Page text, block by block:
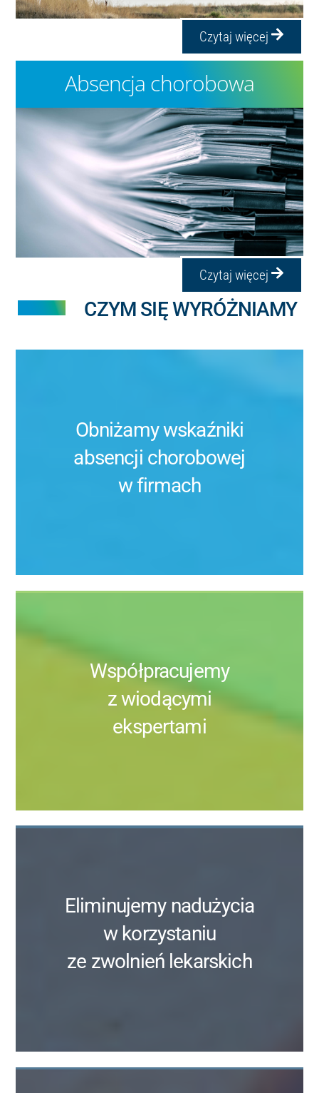
Kontrola i weryfikacja zwolnień
lekarskich L4
Czytaj więcej
Absencja chorobowa
Minimalizacja poziomu absencji
Czytaj więcej
CZYM SIĘ WYRÓŻNIAMY
Obniżamy wskaźniki
absencji chorobowej
w firmach
Współpracujemy
z wiodącymi
ekspertami
Eliminujemy nadużycia
w korzystaniu
ze zwolnień lekarskich